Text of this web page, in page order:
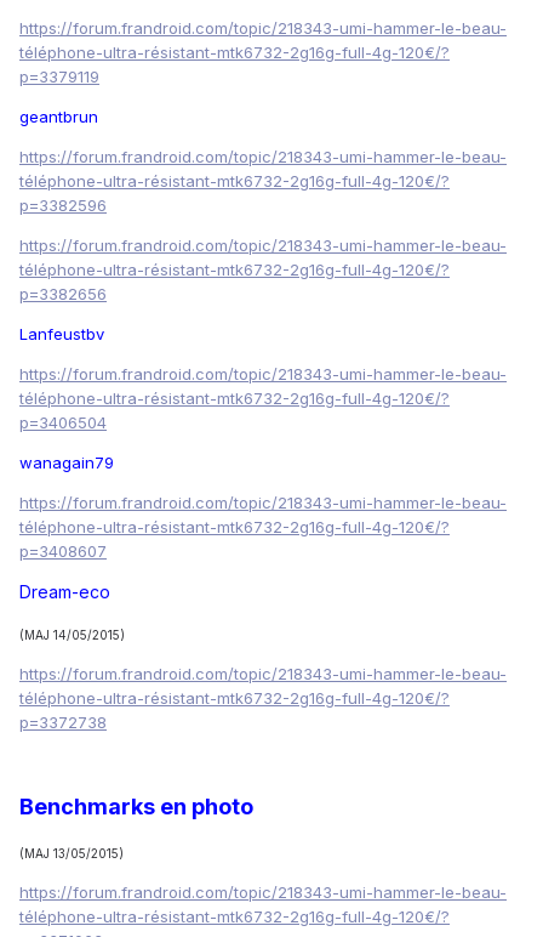
https://forum.frandroid.com/topic/218343-umi-hammer-le-beau-
téléphone-ultra-résistant-mtk6732-2g16g-full-4g-120€/?
p=3379119
geantbrun
https://forum.frandroid.com/topic/218343-umi-hammer-le-beau-
téléphone-ultra-résistant-mtk6732-2g16g-full-4g-120€/?
p=3382596
https://forum.frandroid.com/topic/218343-umi-hammer-le-beau-
téléphone-ultra-résistant-mtk6732-2g16g-full-4g-120€/?
p=3382656
Lanfeustbv
https://forum.frandroid.com/topic/218343-umi-hammer-le-beau-
téléphone-ultra-résistant-mtk6732-2g16g-full-4g-120€/?
p=3406504
wanagain79
https://forum.frandroid.com/topic/218343-umi-hammer-le-beau-
téléphone-ultra-résistant-mtk6732-2g16g-full-4g-120€/?
p=3408607
Dream-eco
(MAJ 14/05/2015)
https://forum.frandroid.com/topic/218343-umi-hammer-le-beau-
téléphone-ultra-résistant-mtk6732-2g16g-full-4g-120€/?
p=3372738
Benchmarks en photo
(MAJ 13/05/2015)
https://forum.frandroid.com/topic/218343-umi-hammer-le-beau-
téléphone-ultra-résistant-mtk6732-2g16g-full-4g-120€/?